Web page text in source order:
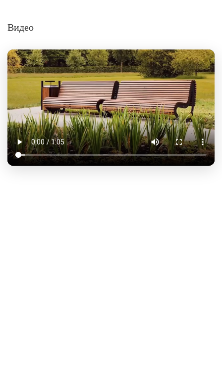
Видео